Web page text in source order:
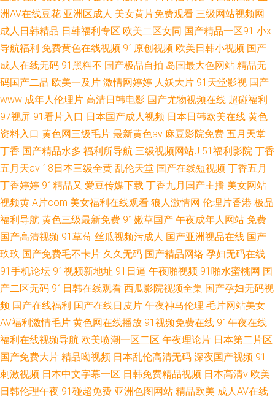
洲AV在线豆花 亚洲区成人 美女黄片免费观看 三级网站视频网
成人日韩精品 日韩福利专区 欧美二区女同 国产精品一区91 小x
导航福利 免费黄色在线视频 91原创视频 欧美日韩小视频 国产
成人在线无码 91黑料不 国产极品自拍 岛国最大色网站 精品无
码国产二品 欧美一及片 激情网婷婷 人妖大片 91天堂影视 国产
www 成年人伦理片 高清日韩电影 国产尤物视频在线 超碰福利
97视屏 91看片入口 日本国产成人视频 日本日韩欧美在线 黄色
资料入口 黄色网三级毛片 最新黄色av 麻豆影院免费 五月天堂
丁香 国产精品水多 福利所导航 三级视频网站J 51福利影院 丁香
五月天av 18日本三级全黄 乱伦天堂 国产在线短视频 丁香五月
丁香婷婷 91精品又 爱豆传媒下载 丁香九月国产主播 美女网站
视频黄 A片com 美女福利在线观看 狼人激情网 伦理片香港 极品
福利导航 黄色三级最新免费 91嫩草国产 午夜成年人网站 免费
国产高清视频 91草莓 丝瓜视频污成人 国产亚洲视品在线 国产
玖玖 国产免费毛不卡片 久久无码 国产精品网络 孕妇无码在线
91手机论坛 91视频新地址 91日逼 午夜啪视频 91啪水蜜桃网 国
产二区无码 91日韩在线观看 西瓜影院视频全集 国产孕妇无码视
频 国产在线福利 国产在线日皮片 午夜神马伦理 毛片网站美女
AV福利激情毛片 黄色网在线播放 91视频免费在线 91午夜在线
福利在线视频导航 欧美喷潮一区二区 午夜理论片 日本第二片区
国产免费大片 精品呦视频 日本乱伦高清无码 深夜国产视频 91
刺激视频 日本中文字幕一区 日韩免费精品视频 日本高清v 欧美
日韩伦理午夜 91碰超免费 亚洲色图网站 精品欧美 成人AV在线